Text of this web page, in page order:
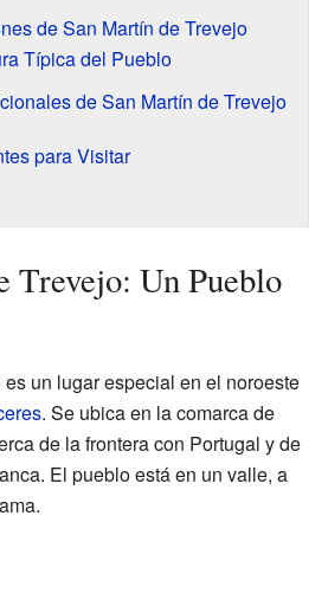
de San Martín de Trevejo
Típica del Pueblo
de San Martín de Trevejo
para Visitar
Trevejo: Un Pueblo
un lugar especial en el noroeste
. Se ubica en la comarca de
de la frontera con Portugal y de
El pueblo está en un valle, a